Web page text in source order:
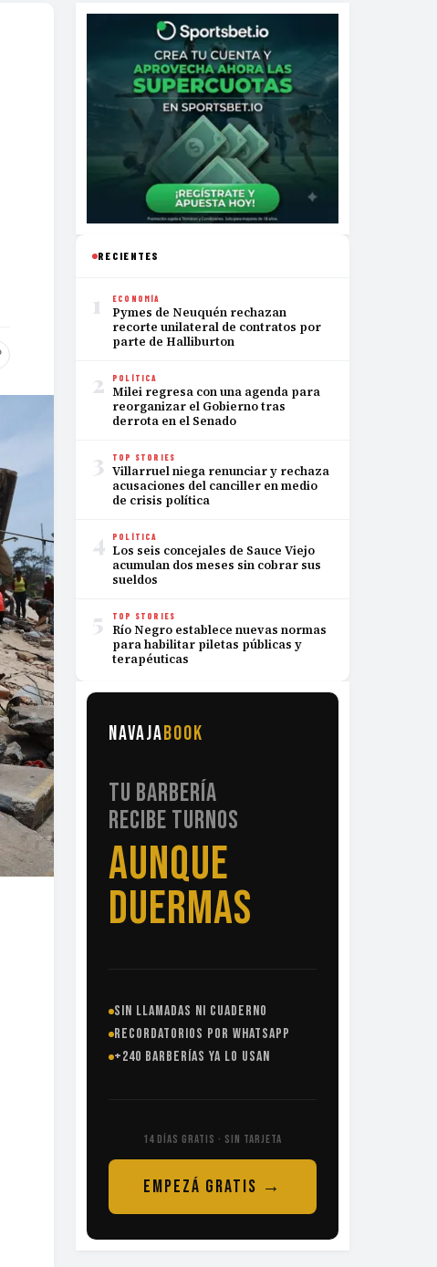
RECIENTES
1 ECONOMÍA
Pymes de Neuquén rechazan
recorte unilateral de contratos por
parte de Halliburton
2 POLÍTICA
Milei regresa con una agenda para
reorganizar el Gobierno tras
derrota en el Senado
3 TOP STORIES
Villarruel niega renunciar y rechaza
acusaciones del canciller en medio
de crisis política
4 POLÍTICA
Los seis concejales de Sauce Viejo
acumulan dos meses sin cobrar sus
sueldos
5 TOP STORIES
Río Negro establece nuevas normas
para habilitar piletas públicas y
terapéuticas
NAVAJABOOK
TU BARBERÍA
RECIBE TURNOS
SIN
LLAMADAS
SIN LLAMADAS NI CUADERNO
RECORDATORIOS POR WHATSAPP
+240 BARBERÍAS YA LO USAN
14 DÍAS GRATIS · SIN TARJETA
EMPEZÁ GRATIS →